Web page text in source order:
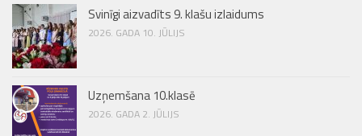
Svinīgi aizvadīts 9. klašu izlaidums
2026. GADA 10. JŪLIJS
Uzņemšana 10.klasē
2026. GADA 2. JŪLIJS